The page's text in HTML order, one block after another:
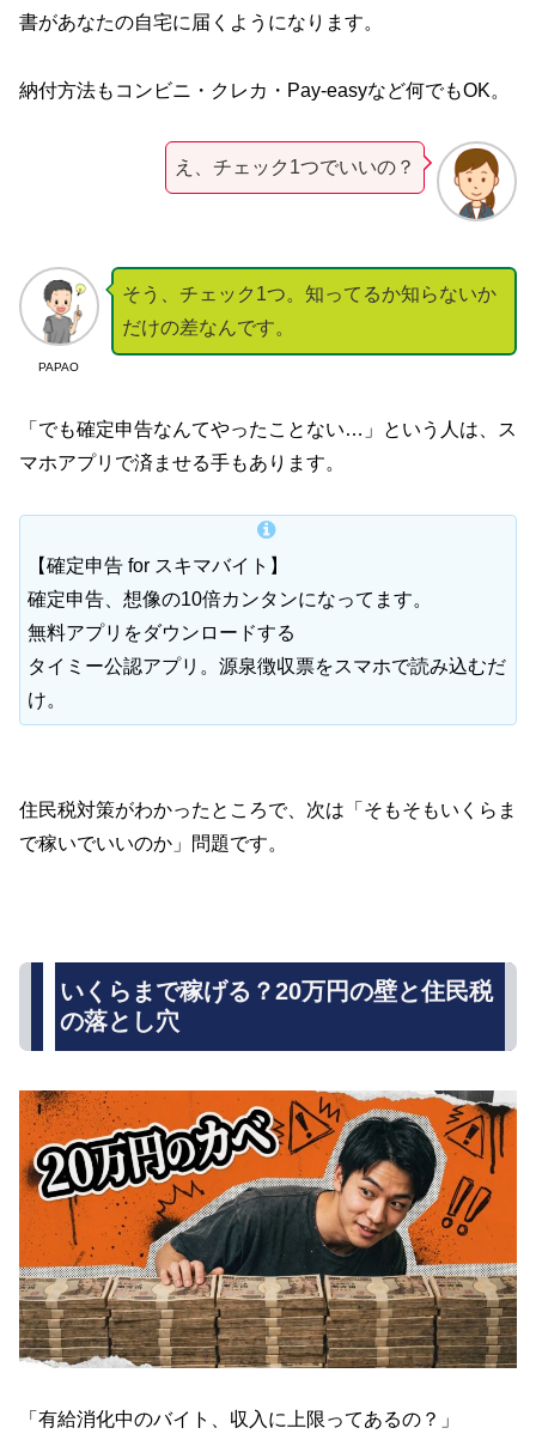
書があなたの自宅に届くようになります。
納付方法もコンビニ・クレカ・Pay-easyなど何でもOK。
え、チェック1つでいいの？
PAPAO
そう、チェック1つ。知ってるか知らないか
だけの差なんです。
「でも確定申告なんてやったことない…」という人は、ス
マホアプリで済ませる手もあります。
【確定申告 for スキマバイト】
確定申告、想像の10倍カンタンになってます。
無料アプリをダウンロードする
タイミー公認アプリ。源泉徴収票をスマホで読み込むだ
け。
住民税対策がわかったところで、次は「そもそもいくらま
で稼いでいいのか」問題です。
いくらまで稼げる？20万円の壁と住民税
の落とし穴
「有給消化中のバイト、収入に上限ってあるの？」